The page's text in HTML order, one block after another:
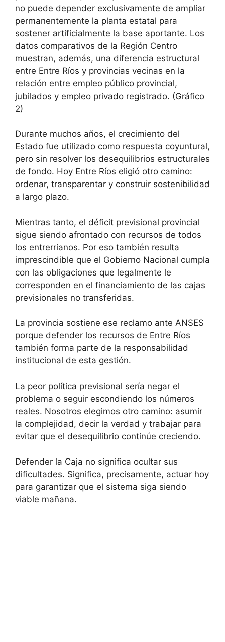
no puede depender exclusivamente de ampliar
permanentemente la planta estatal para
sostener artificialmente la base aportante. Los
datos comparativos de la Región Centro
muestran, además, una diferencia estructural
entre Entre Ríos y provincias vecinas en la
relación entre empleo público provincial,
jubilados y empleo privado registrado. (Gráfico
2)
Durante muchos años, el crecimiento del
Estado fue utilizado como respuesta coyuntural,
pero sin resolver los desequilibrios estructurales
de fondo. Hoy Entre Ríos eligió otro camino:
ordenar, transparentar y construir sostenibilidad
a largo plazo.
Mientras tanto, el déficit previsional provincial
sigue siendo afrontado con recursos de todos
los entrerrianos. Por eso también resulta
imprescindible que el Gobierno Nacional cumpla
con las obligaciones que legalmente le
corresponden en el financiamiento de las cajas
previsionales no transferidas.
La provincia sostiene ese reclamo ante ANSES
porque defender los recursos de Entre Ríos
también forma parte de la responsabilidad
institucional de esta gestión.
La peor política previsional sería negar el
problema o seguir escondiendo los números
reales. Nosotros elegimos otro camino: asumir
la complejidad, decir la verdad y trabajar para
evitar que el desequilibrio continúe creciendo.
Defender la Caja no significa ocultar sus
dificultades. Significa, precisamente, actuar hoy
para garantizar que el sistema siga siendo
viable mañana.